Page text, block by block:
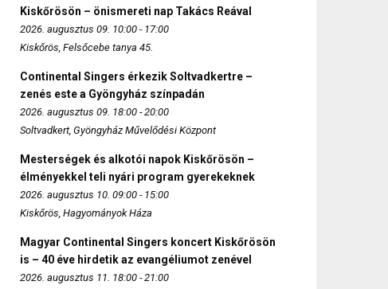
Kiskőrösön – önismereti nap Takács Reával
2026. augusztus 09. 10:00 - 17:00
Kiskőrös, Felsőcebe tanya 45.
Continental Singers érkezik Soltvadkertre –
zenés este a Gyöngyház színpadán
2026. augusztus 09. 18:00 - 20:00
Soltvadkert, Gyöngyház Művelődési Központ
Mesterségek és alkotói napok Kiskőrösön –
élményekkel teli nyári program gyerekeknek
2026. augusztus 10. 09:00 - 15:00
Kiskőrös, Hagyományok Háza
Magyar Continental Singers koncert Kiskőrösön
is – 40 éve hirdetik az evangéliumot zenével
2026. augusztus 11. 18:00 - 21:00